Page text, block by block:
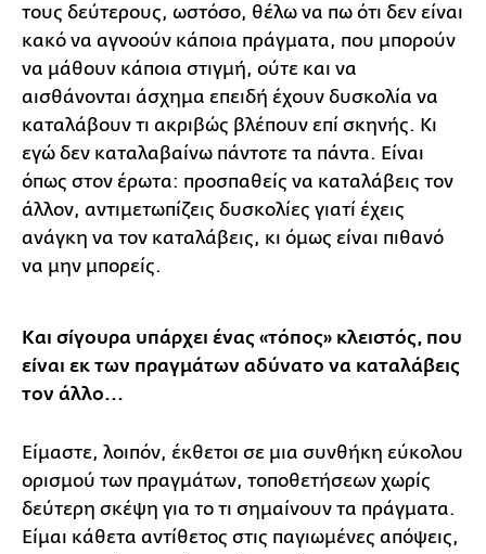
τους δεύτερους, ωστόσο, θέλω να πω ότι δεν είναι
κακό να αγνοούν κάποια πράγματα, που μπορούν
να μάθουν κάποια στιγμή, ούτε και να
αισθάνονται άσχημα επειδή έχουν δυσκολία να
καταλάβουν τι ακριβώς βλέπουν επί σκηνής. Κι
εγώ δεν καταλαβαίνω πάντοτε τα πάντα. Είναι
όπως στον έρωτα: προσπαθείς να καταλάβεις τον
άλλον, αντιμετωπίζεις δυσκολίες γιατί έχεις
ανάγκη να τον καταλάβεις, κι όμως είναι πιθανό
να μην μπορείς.
Και σίγουρα υπάρχει ένας «τόπος» κλειστός, που
είναι εκ των πραγμάτων αδύνατο να καταλάβεις
τον άλλο...
Είμαστε, λοιπόν, έκθετοι σε μια συνθήκη εύκολου
ορισμού των πραγμάτων, τοποθετήσεων χωρίς
δεύτερη σκέψη για το τι σημαίνουν τα πράγματα.
Είμαι κάθετα αντίθετος στις παγιωμένες απόψεις,